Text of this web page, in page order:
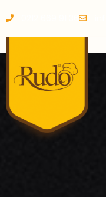
0212 669 91 36